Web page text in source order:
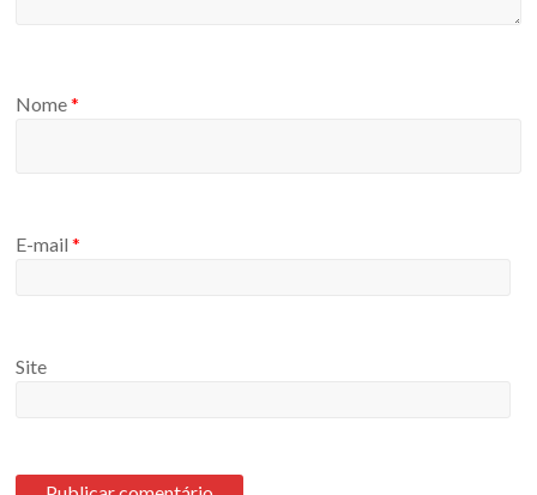
Nome*
E-mail*
Site